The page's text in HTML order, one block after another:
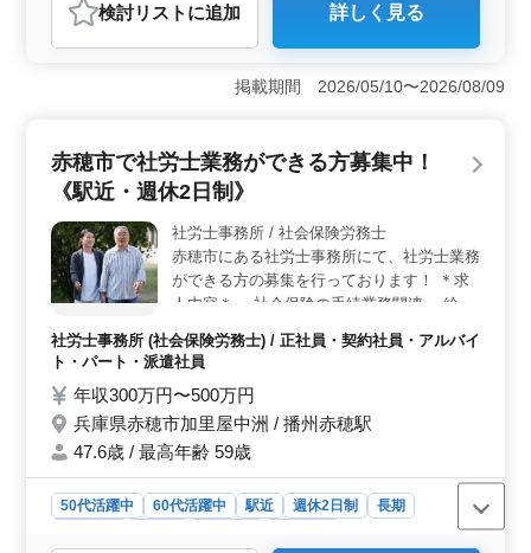
おすすめポイント
＜地域密着・中高年積極採用＞ 50代以上が活躍中！地
域密着の企業で社会保険労務士を募集。給与計算、助成
金、評価制度などの業務に携わりながら、地元の方々に
でアクセス便利＞ 本竜野駅近くの事務所でのお仕事で
す。マイカー通勤可でアクセスも便利です。交通費支給
した働き方を実現できる環境が整っています。 ＜経
験者優遇・働きやすい条件＞ 社労士事務所経験者優
遇。週5日、土日祝休みでオンオフのメリハリを大切に。
年収350万円〜600万円程度で、福利厚生も整っていま
いのある職場です。
検討リスト に追加 詳しく見る
掲載期間 2026/05/10〜2026/08/09
赤穂市で社労士業務ができる方募集中！
《駅近・週休2日制》
社労士事務所 / 社会保険労務士
赤穂市にある社労士事務所にて、社労士業務
ができる方の募集を行っております！ ＊求
人内容＊ ・社会保険の手続業務関連 ・給与
人材制度制定 ・労務トラブル対応 ・就業規
則作成 ・助成金業務 ◯備考◯ ・完全週休2
日制 ・駅近 ・社会保険完備 ・50代、60代
の採用実績あり 50代以上のベテラン層の採
用活動、積極的に行っております☆ 皆様を
社労士事務所 (社会保険労務士) / 正社員・契約社員・アルバイ
ト・パート・派遣社員
年収300万円〜500万円
兵庫県赤穂市加里屋中洲 / 播州赤穂駅
47.6歳 / 最高年齢 59歳
50代活躍中 60代活躍中 駅近 週休2日制
長期